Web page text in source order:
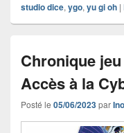
studio dice, ygo, yu gi oh |
Chronique
Accès à la
Posté le 05/06/2023par